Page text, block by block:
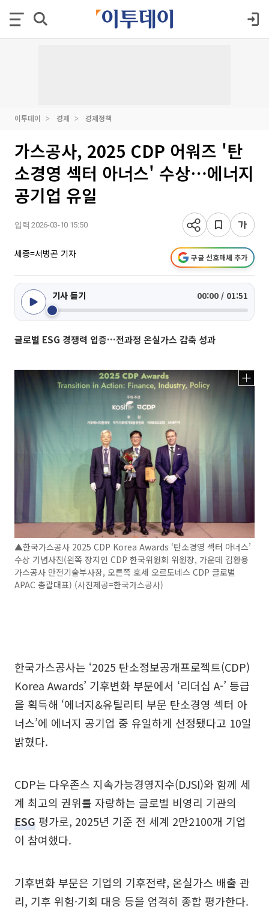
이투데이 경제 경제정책
가스공사, 2025 CDP 어워즈 '탄
소경영 섹터 아너스' 수상⋯에너지
공기업 유일
입력 2026-03-10 15:50
세종=서병곤 기자 구글 선호매체 추가
기사 듣기 00:00 / 01:51
글로벌 ESG 경쟁력 입증…전과정 온실가스 감축 성과
▲한국가스공사 2025 CDP Korea Awards ‘탄소경영 섹터 아너스’
수상 기념사진(왼쪽 장지인 CDP 한국위원회 위원장, 가운데 김환용
가스공사 안전기술부사장, 오른쪽 호세 오르도네스 CDP 글로벌
APAC 총괄대표) (사진제공=한국가스공사)
한국가스공사는 ‘2025 탄소정보공개프로젝트(CDP)
Korea Awards’ 기후변화 부문에서 ‘리더십 A-’ 등급
을 획득해 ‘에너지&유틸리티 부문 탄소경영 섹터 아
너스’에 에너지 공기업 중 유일하게 선정됐다고 10일
밝혔다.
CDP는 다우존스 지속가능경영지수(DJSI)와 함께 세
계 최고의 권위를 자랑하는 글로벌 비영리 기관의
ESG 평가로, 2025년 기준 전 세계 2만2100개 기업
이 참여했다.
기후변화 부문은 기업의 기후전략, 온실가스 배출 관
리, 기후 위험·기회 대응 등을 엄격히 종합 평가한다.